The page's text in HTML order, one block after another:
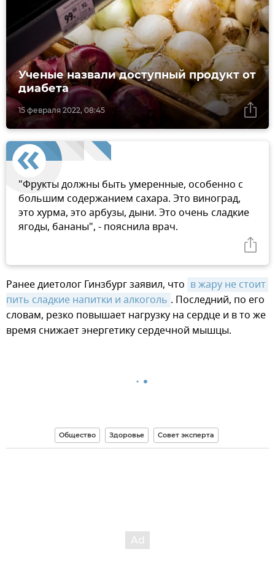
15 февраля 2022, 08:45
Ученые назвали доступный продукт от
диабета
"Фрукты должны быть умеренные, особенно с
большим содержанием сахара. Это виноград,
это хурма, это арбузы, дыни. Это очень сладкие
ягоды, бананы", - пояснила врач.
Ранее диетолог Гинзбург заявил, что в жару не стоит
пить сладкие напитки и алкоголь . Последний, по его
словам, резко повышает нагрузку на сердце и в то же
время снижает энергетику сердечной мышцы.
Общество Здоровье Совет эксперта